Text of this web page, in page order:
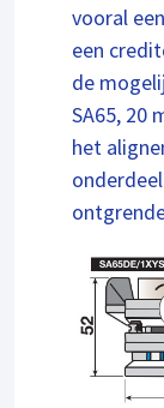
vooral
een
de
SA65, 20
het